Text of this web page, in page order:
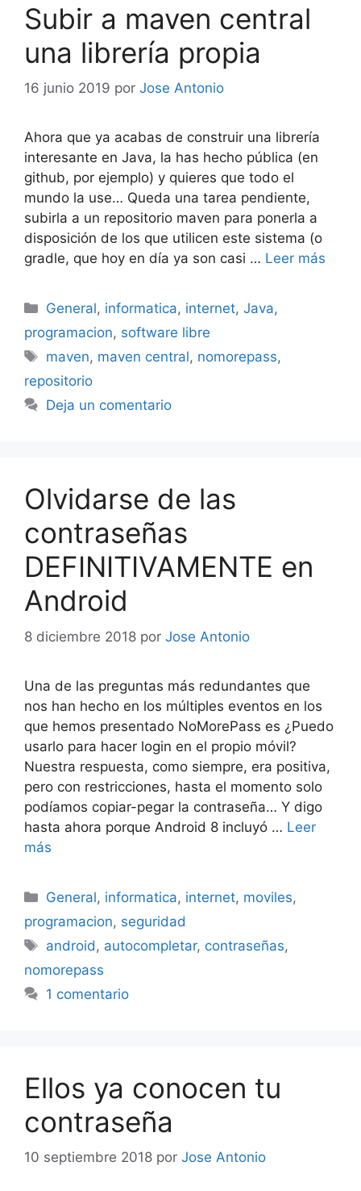
Subir a maven central
una librería propia
16 junio 2019 por Jose Antonio
Ahora que ya acabas de construir una librería
interesante en Java, la has hecho pública (en
github, por ejemplo) y quieres que todo el
mundo la use… Queda una tarea pendiente,
subirla a un repositorio maven para ponerla a
disposición de los que utilicen este sistema (o
gradle, que hoy en día ya son casi … Leer más
Categorías
General, informatica, internet,Java,
programacion, software libre
Etiquetas
maven, maven central, nomorepass,
repositorio
Deja un comentario
Olvidarse de las
contraseñas
DEFINITIVAMENTE en
Android
8 diciembre 2018 por Jose Antonio
Una de las preguntas más redundantes que
nos han hecho en los múltiples eventos en los
que hemos presentado NoMorePass es ¿Puedo
usarlo para hacer login en el propio móvil?
Nuestra respuesta, como siempre, era positiva,
pero con restricciones, hasta el momento solo
podíamos copiar-pegar la contraseña… Y digo
hasta ahora porque Android 8 incluyó … Leer
más
Categorías
General, informatica, internet, moviles,
programacion, seguridad
Etiquetas
android , autocompletar, contraseñas,
nomorepass
1 comentario
Ellos ya conocen tu
contraseña
10 septiembre 2018 por Jose Antonio